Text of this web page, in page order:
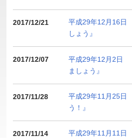
2017/12/21
平成29年12月16日
しょう』
2017/12/07
平成29年12月2日
ましょう』
2017/11/28
平成29年11月25日
う！』
2017/11/14 平成29年11月11日